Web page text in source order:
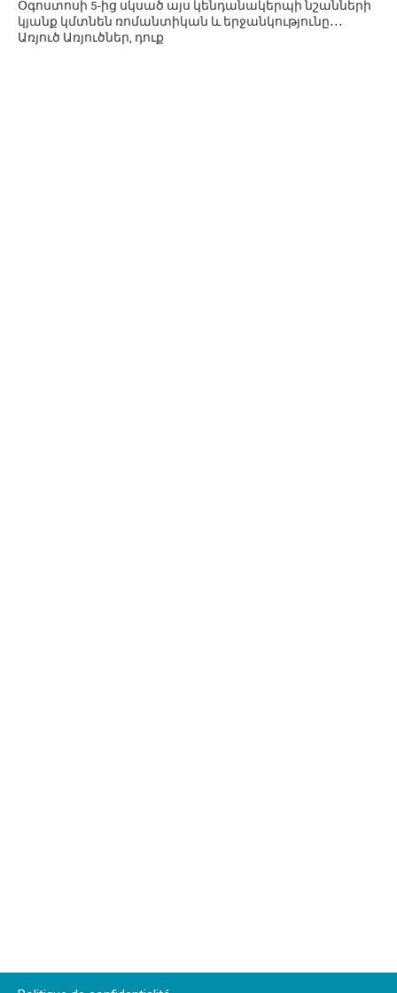
Օգոստոսի 5-ից սկսած այս կենդանակերպի նշանների
կյանք կմտնեն ռոմանտիկան և երջանկությունը․․․
Առյուծ Առյուծներ, դուք